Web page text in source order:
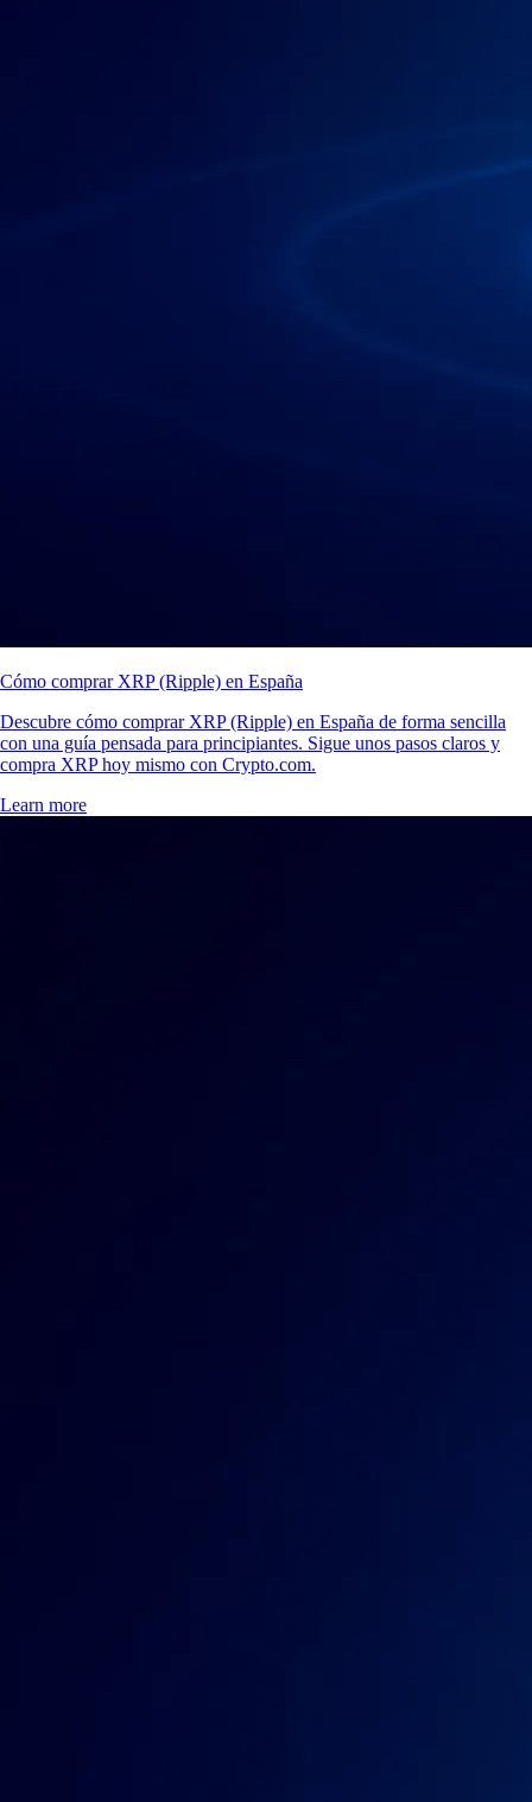
Cómo comprar XRP (Ripple) en España
Descubre cómo comprar XRP (Ripple) en España de forma sencilla
con una guía pensada para principiantes. Sigue unos pasos claros y
compra XRP hoy mismo con Crypto.com.
Learn more